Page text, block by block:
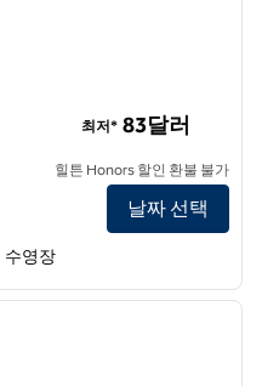
보 보기
최저* 83달러
힐튼 Honors 할인 환불 불가
날짜 선택
수영장
다음